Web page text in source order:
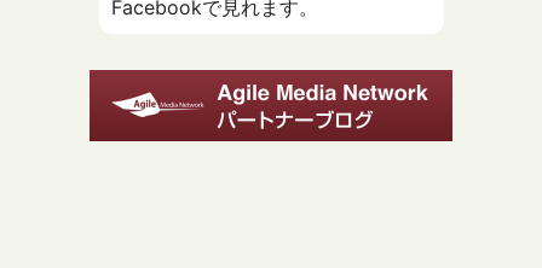
Facebookで見れます。